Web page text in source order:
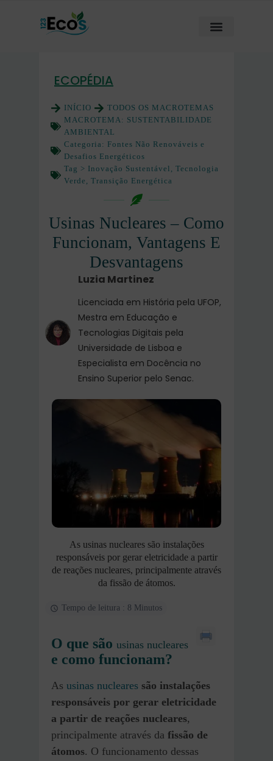
ECOPÉDIA
INÍCIO
TODOS OS MACROTEMAS
MACROTEMA: SUSTENTABILIDADE
AMBIENTAL
Categoria: Fontes Não Renováveis e
Desafios Energéticos
Tag > Inovação Sustentável , Tecnologia
Verde , Transição Energética
Usinas Nucleares – Como
Funcionam, Vantagens E
Desvantagens
Luzia Martinez
Licenciada em História pela UFOP,
Mestra em Educação e
Tecnologias Digitais pela
Universidade de Lisboa e
Especialista em Docência no
Ensino Superior pelo Senac.
As usinas nucleares são instalações
responsáveis por gerar eletricidade a partir
de reações nucleares, principalmente através
da fissão de átomos.
Tempo de leitura : 8 Minutos
O que são usinas nucleares
e como funcionam?
As usinas nucleares são instalações
responsáveis por gerar eletricidade
a partir de reações nucleares,
principalmente através da fissão de
átomos. O funcionamento dessas